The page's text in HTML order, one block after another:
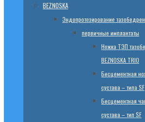
BEZNOSKA
Эндопротезированиe
первичные имплантаты
Ножка ТЭП
BEZNOSKA TRIO
Бесцементная
сустава – типа SF
Бесцементная
сустава – тип SF